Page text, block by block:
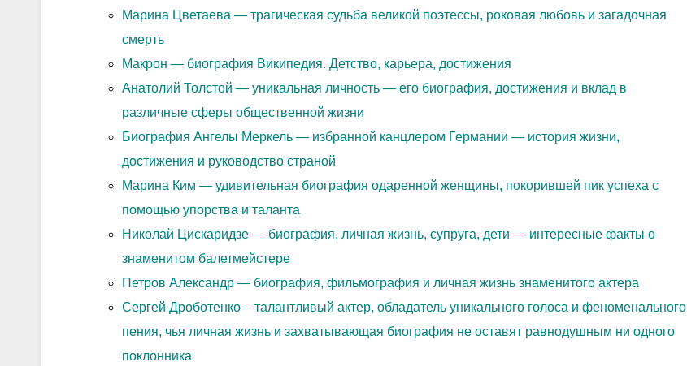
Марина Цветаева — трагическая судьба великой поэтессы, роковая любовь и загадочная
смерть
Макрон — биография Википедия. Детство, карьера, достижения
Анатолий Толстой — уникальная личность — его биография, достижения и вклад в
различные сферы общественной жизни
Биография Ангелы Меркель — избранной канцлером Германии — история жизни,
достижения и руководство страной
Марина Ким — удивительная биография одаренной женщины, покорившей пик успеха с
помощью упорства и таланта
Николай Цискаридзе — биография, личная жизнь, супруга, дети — интересные факты о
знаменитом балетмейстере
Петров Александр — биография, фильмография и личная жизнь знаменитого актера
Сергей Дроботенко – талантливый актер, обладатель уникального голоса и феноменального
пения, чья личная жизнь и захватывающая биография не оставят равнодушным ни одного
поклонника